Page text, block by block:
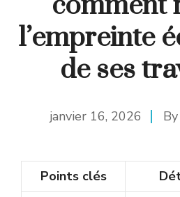
l’empreinte
de ses
janvier 16, 2026 By
Points clés